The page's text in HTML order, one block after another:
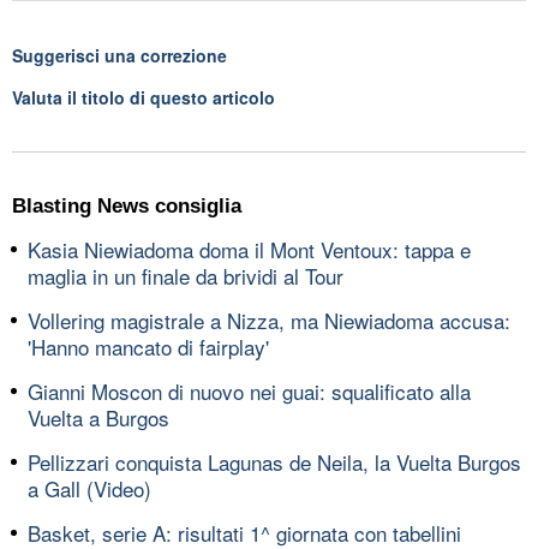
Suggerisci una correzione
Valuta il titolo di questo articolo
Blasting News consiglia
Kasia Niewiadoma doma il Mont Ventoux: tappa e
maglia in un finale da brividi al Tour
Vollering magistrale a Nizza, ma Niewiadoma accusa:
'Hanno mancato di fairplay'
Gianni Moscon di nuovo nei guai: squalificato alla
Vuelta a Burgos
Pellizzari conquista Lagunas de Neila, la Vuelta Burgos
a Gall (Video)
Basket, serie A: risultati 1^ giornata con tabellini